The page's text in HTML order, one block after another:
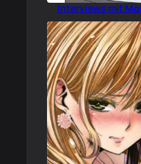
Interviews mit